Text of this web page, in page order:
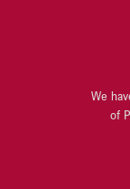
VARYÁDA
KB PENZIJNÍ
LIEGL &
LINDE
We
of